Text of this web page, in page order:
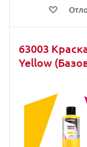
63003
Yellow